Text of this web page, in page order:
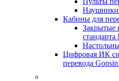
Наушники
Кабины для
Закрытые
стандарта
Цифровая ИК
перевода Gonsin